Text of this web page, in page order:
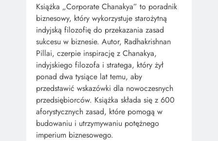
Książka „Corporate Chanakya” to poradnik
biznesowy, który wykorzystuje starożytną
indyjską filozofię do przekazania zasad
sukcesu w biznesie. Autor, Radhakrishnan
Pillai, czerpie inspirację z Chanakya,
indyjskiego filozofa i stratega, który żył
ponad dwa tysiące lat temu, aby
przedstawić wskazówki dla nowoczesnych
przedsiębiorców. Książka składa się z 600
aforystycznych zasad, które pomogą w
budowaniu i utrzymywaniu potężnego
imperium biznesowego.